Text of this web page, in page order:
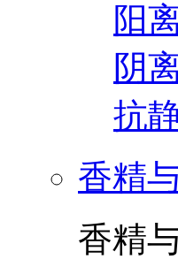
阳
阴
抗
香精
香精